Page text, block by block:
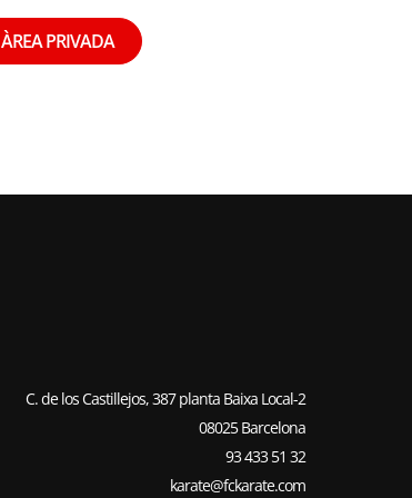
ÀREA PRIVADA
C. de los Castillejos, 387 planta Baixa Local-2
08025 Barcelona
93 433 51 32
karate@fckarate.com